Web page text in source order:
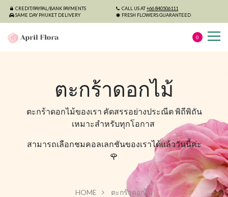
CREDIT/PAYPAL/BANK PAYMENTS CALL US AT+66 840506111
SAME DAY PHUKET DELIVERY
FRESH FLOWERS GUARANTEED
0
ตะกร้าดอกไม้
ตะกร้าดอกไม้ของเรา คัดสรรอย่างประณีต พิถีพิถัน
เหมาะสำหรับทุกโอกาส
สามารถเลือกชมคอลเลกชันของเราได้แล้ววันนี้ค่ะ
🌹
HOME ตะกร้าดอกไม้